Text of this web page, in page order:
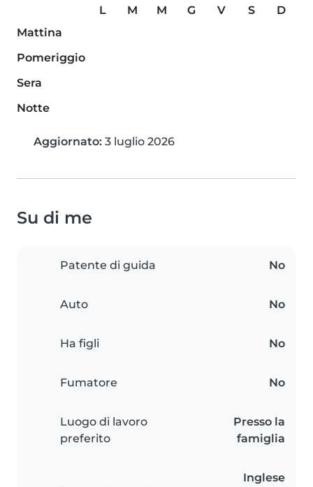
L M M G V S
D
Mattina
Pomeriggio
Sera
Notte
Aggiornato: 3 luglio 2026
Su di me
Patente di guida No
Auto No
Ha figli No
Fumatore No
Luogo di lavoro
preferito
Presso la
famiglia
Inglese